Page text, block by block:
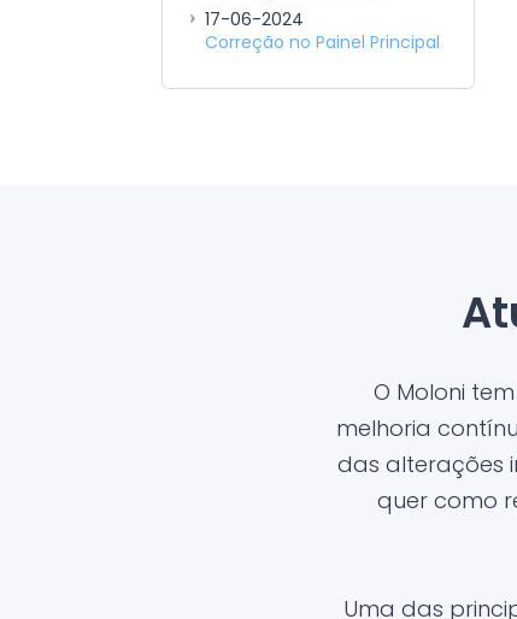
17-06-2024
Correção no Painel Principal
O Moloni
melhoria
das alterações
quer como
Uma das